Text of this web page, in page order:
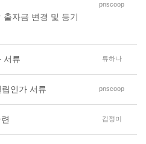
출자금 변경 및 등기
pnscoop
서류 류하나
인가 서류 pnscoop
김정미